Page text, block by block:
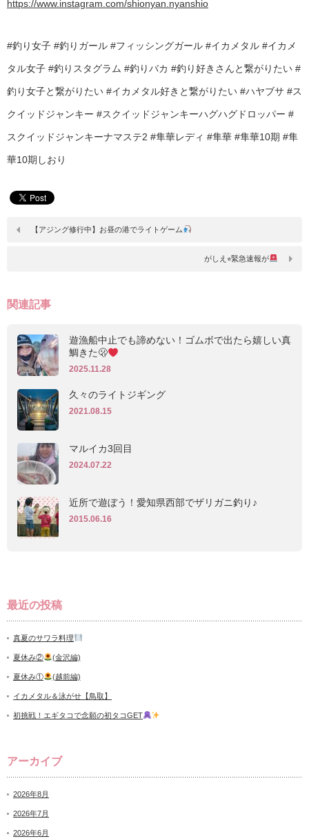
https://www.instagram.com/shionyan.nyanshio
#釣り女子 #釣りガール #フィッシングガール #イカメタル #イカメ
タル女子 #釣りスタグラム #釣りバカ #釣り好きさんと繋がりたい #
釣り女子と繋がりたい #イカメタル好きと繋がりたい #ハヤブサ #ス
クイッドジャンキー #スクイッドジャンキーハグハグドロッパー #
スクイッドジャンキーナマステ2 #隼華レディ #隼華 #隼華10期 #隼
華10期しおり
【アジング修行中】お昼の港でライトゲーム
がしえ⭐︎緊急速報が
関連記事
遊漁船中止でも諦めない！ゴムボで出たら嬉しい真
鯛きた🫢
2025.11.28
久々のライトジギング
2021.08.15
マルイカ3回目
2024.07.22
近所で遊ぼう！愛知県西部でザリガニ釣り♪
2015.06.16
最近の投稿
真夏のサワラ料理
夏休み② (金沢編)
夏休み① (越前編)
イカメタル＆泳がせ【鳥取】
初挑戦！エギタコで念願の初タコGET
アーカイブ
2026年8月
2026年7月
2026年6月